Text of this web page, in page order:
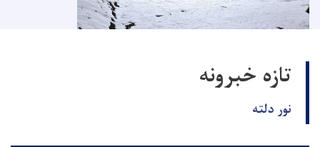
تازه خبرونه
نور دلته